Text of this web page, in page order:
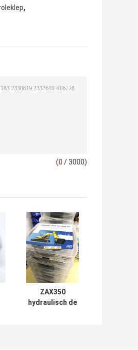
,
(0 / 3000)
ZAX350
hydraulisch de